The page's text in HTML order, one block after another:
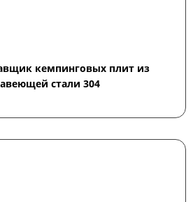
кемпинговых плит из
стали 304